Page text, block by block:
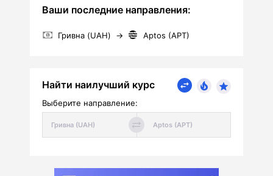
Ваши последние направления:
Гривна (UAH) → Aptos (APT)
Найти наилучший курс
Выберите направление: